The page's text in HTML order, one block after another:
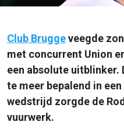
Club Bruggeveegde
met concurrent Union
een absolute uitblinker.
te meer bepalend in
wedstrijd zorgde de
vuurwerk.